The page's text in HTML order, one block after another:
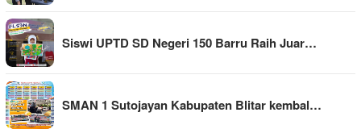
Siswi UPTD SD Negeri 150 Barru Raih Juar…
SMAN 1 Sutojayan Kabupaten Blitar kembal…